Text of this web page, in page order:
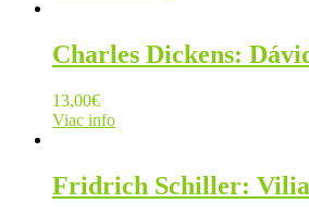
Charles Dickens:
13,00€
Viac info
Fridrich Schiller: